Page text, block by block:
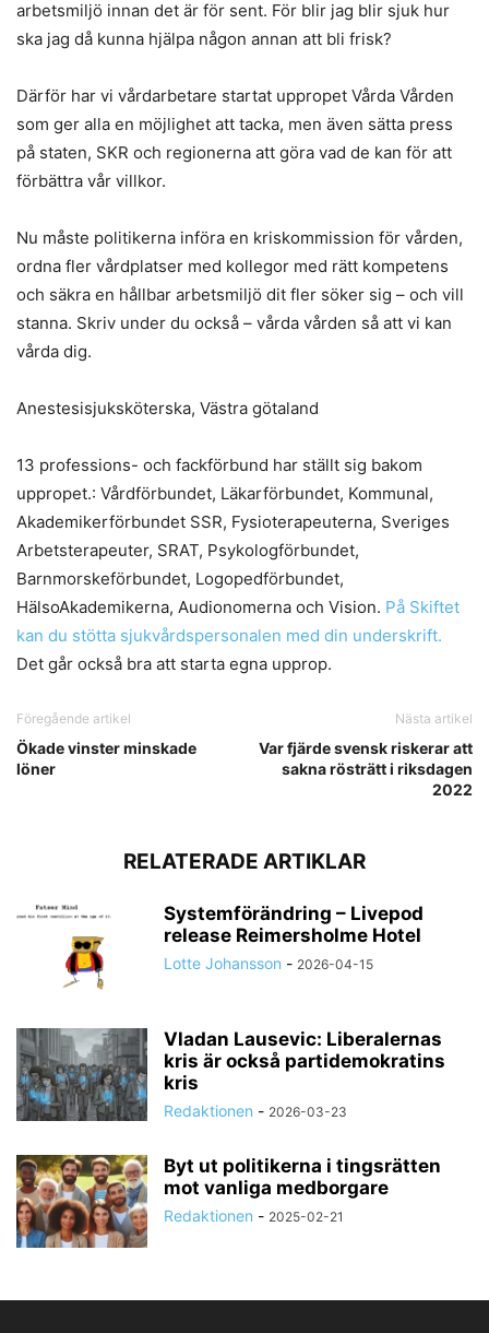
arbetsmiljö innan det är för sent. För blir jag blir sjuk hur
ska jag då kunna hjälpa någon annan att bli frisk?
Därför har vi vårdarbetare startat uppropet Vårda Vården
som ger alla en möjlighet att tacka, men även sätta press
på staten, SKR och regionerna att göra vad de kan för att
förbättra vår villkor.
Nu måste politikerna införa en kriskommission för vården,
ordna fler vårdplatser med kollegor med rätt kompetens
och säkra en hållbar arbetsmiljö dit fler söker sig – och vill
stanna. Skriv under du också – vårda vården så att vi kan
vårda dig.
Anestesisjuksköterska, Västra götaland
13 professions- och fackförbund har ställt sig bakom
uppropet.: Vårdförbundet, Läkarförbundet, Kommunal,
Akademikerförbundet SSR, Fysioterapeuterna, Sveriges
Arbetsterapeuter, SRAT, Psykologförbundet,
Barnmorskeförbundet, Logopedförbundet,
HälsoAkademikerna, Audionomerna och Vision. På Skiftet
kan du stötta sjukvårdspersonalen med din underskrift.
Det går också bra att starta egna upprop.
Föregående artikel
Ökade vinster minskade
löner
Nästa artikel
Var fjärde svensk riskerar att
sakna rösträtt i riksdagen
2022
RELATERADE ARTIKLAR
Systemförändring – Livepod
release Reimersholme Hotel
Lotte Johansson - 2026-04-15
Vladan Lausevic: Liberalernas
kris är också partidemokratins
kris
Redaktionen - 2026-03-23
Byt ut politikerna i tingsrätten
mot vanliga medborgare
Redaktionen - 2025-02-21